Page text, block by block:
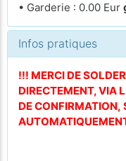
• Garderie : 0.00 Eur
Infos pratiques
!!! MERCI DE
DIRECTEMENT, VIA
DE CONFIRMATION,